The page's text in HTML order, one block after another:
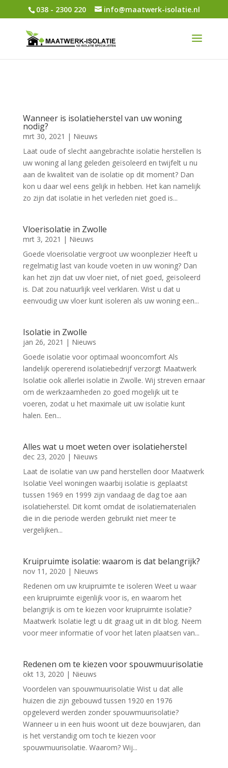
038 - 2300 220 info@maatwerk-isolatie.nl
Wanneer is isolatieherstel van uw woning
nodig?
mrt 30, 2021 | Nieuws
Laat oude of slecht aangebrachte isolatie herstellen Is
uw woning al lang geleden geïsoleerd en twijfelt u nu
aan de kwaliteit van de isolatie op dit moment? Dan
kon u daar wel eens gelijk in hebben. Het kan namelijk
zo zijn dat isolatie in het verleden niet goed is...
Vloerisolatie in Zwolle
mrt 3, 2021 | Nieuws
Goede vloerisolatie vergroot uw woonplezier Heeft u
regelmatig last van koude voeten in uw woning? Dan
kan het zijn dat uw vloer niet, of niet goed, geïsoleerd
is. Dat zou natuurlijk veel verklaren. Wist u dat u
eenvoudig uw vloer kunt isoleren als uw woning een...
Isolatie in Zwolle
jan 26, 2021 | Nieuws
Goede isolatie voor optimaal wooncomfort Als
landelijk opererend isolatiebedrijf verzorgt Maatwerk
Isolatie ook allerlei isolatie in Zwolle. Wij streven ernaar
om de werkzaamheden zo goed mogelijk uit te
voeren, zodat u het maximale uit uw isolatie kunt
halen. Een...
Alles wat u moet weten over isolatieherstel
dec 23, 2020 | Nieuws
Laat de isolatie van uw pand herstellen door Maatwerk
Isolatie Veel woningen waarbij isolatie is geplaatst
tussen 1969 en 1999 zijn vandaag de dag toe aan
isolatieherstel. Dit komt omdat de isolatiematerialen
die in die periode werden gebruikt niet meer te
vergelijken...
Kruipruimte isolatie: waarom is dat belangrijk?
nov 11, 2020 | Nieuws
Redenen om uw kruipruimte te isoleren Weet u waar
een kruipruimte eigenlijk voor is, en waarom het
belangrijk is om te kiezen voor kruipruimte isolatie?
Maatwerk Isolatie legt u dit graag uit in dit blog. Neem
voor meer informatie of voor het laten plaatsen van...
Redenen om te kiezen voor spouwmuurisolatie
okt 13, 2020 | Nieuws
Voordelen van spouwmuurisolatie Wist u dat alle
huizen die zijn gebouwd tussen 1920 en 1976
opgeleverd werden zonder spouwmuurisolatie?
Wanneer u in een huis woont uit deze bouwjaren, dan
is het verstandig om toch te kiezen voor
spouwmuurisolatie. Waarom? Wij...